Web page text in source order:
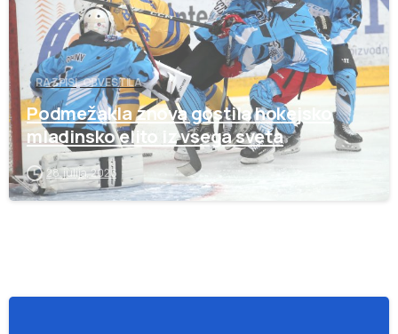
RAZPISI, OBVESTILA
Podmežakla znova gostila hokejsko
mladinsko elito iz vsega sveta
28. julija, 2026